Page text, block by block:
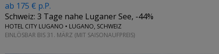
ab 175 € p.P.
Schweiz: 3 Tage nahe Luganer See, -44%
HOTEL CITY LUGANO • LUGANO, SCHWEIZ
EINLÖSBAR BIS 31. MÄRZ (MIT SAISONAUFPREIS)